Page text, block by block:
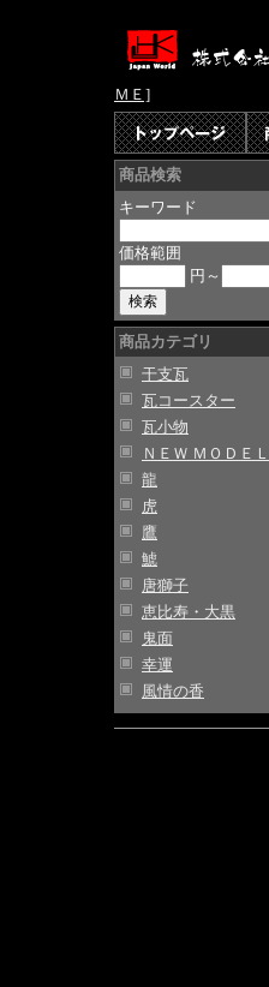
ＭＥ]
商品検索
キーワード
価格範囲
円～
商品カテゴリ
干支瓦
瓦コースター
瓦小物
ＮＥＷ ＭＯＤＥＬ
龍
虎
鷹
鯱
唐獅子
恵比寿・大黒
鬼面
幸運
風情の香